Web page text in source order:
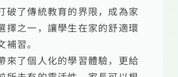
破了傳統教育的界限，成為家
擇之一，讓學生在家的舒適環
習。
來了個人化的學習體驗，更給